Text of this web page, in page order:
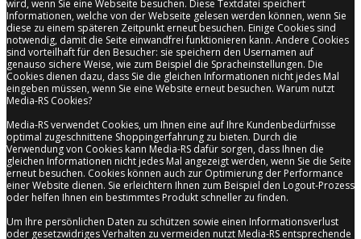
wird, wenn Sie eine Webseite besuchen. Diese Textdatei speichert
Informationen, welche von der Webseite gelesen werden können, wenn Sie
diese zu einem späteren Zeitpunkt erneut besuchen. Einige Cookies sind
notwendig, damit die Seite einwandfrei funktionieren kann. Andere Cookies
sind vorteilhaft für den Besucher: sie speichern den Usernamen auf
genauso sichere Weise, wie zum Beispiel die Spracheinstellungen. Die
Cookies dienen dazu, dass Sie die gleichen Informationen nicht jedes Mal
eingeben müssen, wenn Sie eine Website erneut besuchen. Warum nutzt
Media-RS Cookies?
Media-RS verwendet Cookies, um Ihnen eine auf Ihre Kundenbedürfnisse
optimal zugeschnittene Shoppingerfahrung zu bieten. Durch die
Verwendung von Cookies kann Media-RS dafür sorgen, dass Ihnen die
gleichen Informationen nicht jedes Mal angezeigt werden, wenn Sie die Seite
erneut besuchen. Cookies können auch zur Optimierung der Performance
einer Website dienen. Sie erleichtern Ihnen zum Beispiel den Logout-Prozess
oder helfen Ihnen ein bestimmtes Produkt schneller zu finden.
Um Ihre persönlichen Daten zu schützen sowie einen Informationsverlust
oder gesetzwidriges Verhalten zu vermeiden nutzt Media-RS entsprechende